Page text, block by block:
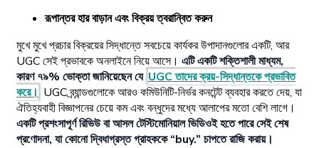
রূপান্তর হার বাড়ান এবং বিক্রয় ত্বরান্বিত করুন
মুখে মুখে প্রচার বিক্রয়ের সিদ্ধান্তে সবচেয়ে কার্যকর উপাদানগুলোর একটি, আর
UGC সেই প্রভাবকে অনলাইনে নিয়ে আসে। এটি একটি শক্তিশালী মাধ্যম,
কারণ ৭৯% ভোক্তা জানিয়েছেন যে UGC তাদের ক্রয়-সিদ্ধান্তকে প্রভাবিত
করে। UGC ব্র্যান্ডগুলোকে আরও কমিউনিটি-নির্ভর কনটেন্ট ব্যবহার করতে দেয়, যা
ঐতিহ্যবাহী বিজ্ঞাপনের চেয়ে কম এবং বন্ধুদের মধ্যে আলাপের মতো বেশি লাগে।
একটি প্রশংসাপূর্ণ রিভিউ বা আসল টেস্টিমোনিয়াল ভিডিওই হতে পারে সেই শেষ
প্রণোদনা, যা কোনো দ্বিধাগ্রস্ত গ্রাহককে “buy.” চাপতে রাজি করায়।